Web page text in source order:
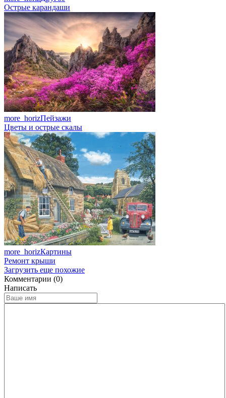
Острые карандаши
more_horizПейзажи
Цветы и острые скалы
more_horizКартины
Ремонт крыши
Загрузить еще похожие
Комментарии (0)
Написать